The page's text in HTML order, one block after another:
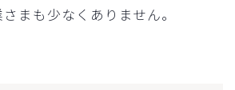
まも少なくありません。